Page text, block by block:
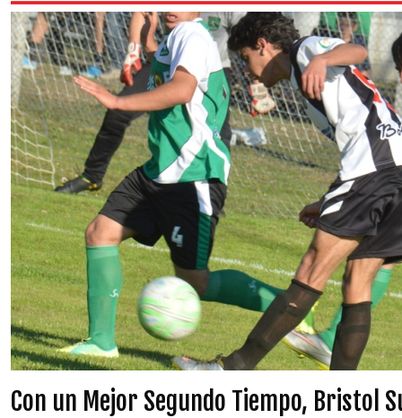
Con un Mejor Segundo Tiempo, Bristol